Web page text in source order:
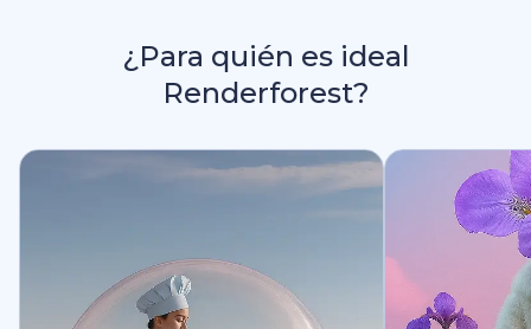
¿Para quién es ideal
Renderforest?